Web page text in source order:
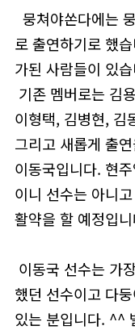
뭉쳐야쏜다에는
로 출연하기로 했
가된 사람들이 있
기존 멤버로는 김
이형택, 김병현, 김
그리고 새롭게 출
이동국입니다. 현
이니 선수는 아니
활약을 할 예정입
이동국 선수는 가
했던 선수이고 다
있는 분입니다. ^^